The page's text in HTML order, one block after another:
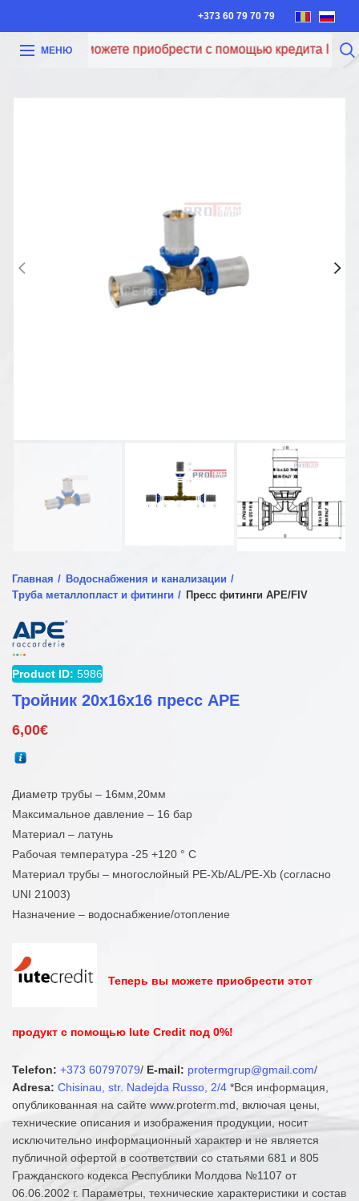
+373 60 79 70 79
МЕНЮ
Теперь вы можете приобрести с помощью кредита Iute
Главная
Водоснабжения и канализации
Труба металлопласт и фитинги
Пресс фитинги APE/FIV
Product ID: 5986
Тройник 20x16x16 пресс APE
6,00€
Диаметр трубы – 16мм,20мм
Максимальное давление – 16 бар
Материал – латунь
Рабочая температура -25 +120 ° С
Материал трубы – многослойный PE-Xb/AL/PE-Xb (согласно
UNI 21003)
Назначение – водоснабжение/отопление
Теперь вы можете приобрести этот
продукт с помощью Iute Credit под 0%!
Telefon: +373 60797079/ E-mail: protermgrup@gmail.com/
Adresa: Chisinau, str. Nadejda Russo, 2/4 *Вся информация,
опубликованная на сайте www.proterm.md, включая цены,
технические описания и изображения продукции, носит
исключительно информационный характер и не является
публичной офертой в соответствии со статьями 681 и 805
Гражданского кодекса Республики Молдова №1107 от
06.06.2002 г. Параметры, технические характеристики и состав